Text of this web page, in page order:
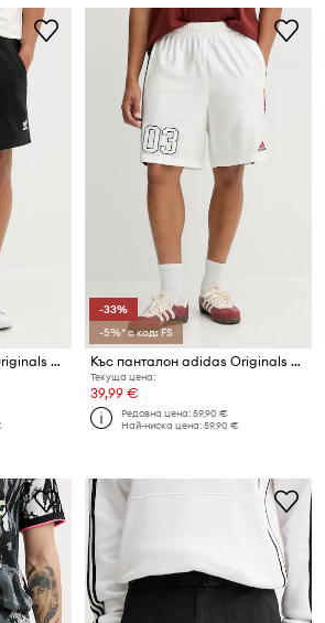
Къс панталон adidas Originals Essentials
-33%
-5%* с код: FS
Къс панталон adidas Originals OG Camo Short
Текуща цена:
39,99 €
Редовна цена:59,90 €
Най-ниска цена:59,90 €